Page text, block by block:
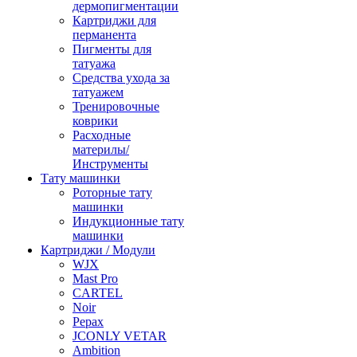
дермопигментации
Картриджи для
перманента
Пигменты для
татуажа
Средства ухода за
татуажем
Тренировочные
коврики
Расходные
материлы/
Инструменты
Тату машинки
Роторные тату
машинки
Индукционные тату
машинки
Картриджи / Модули
WJX
Mast Pro
CARTEL
Noir
Pepax
JCONLY VETAR
Ambition